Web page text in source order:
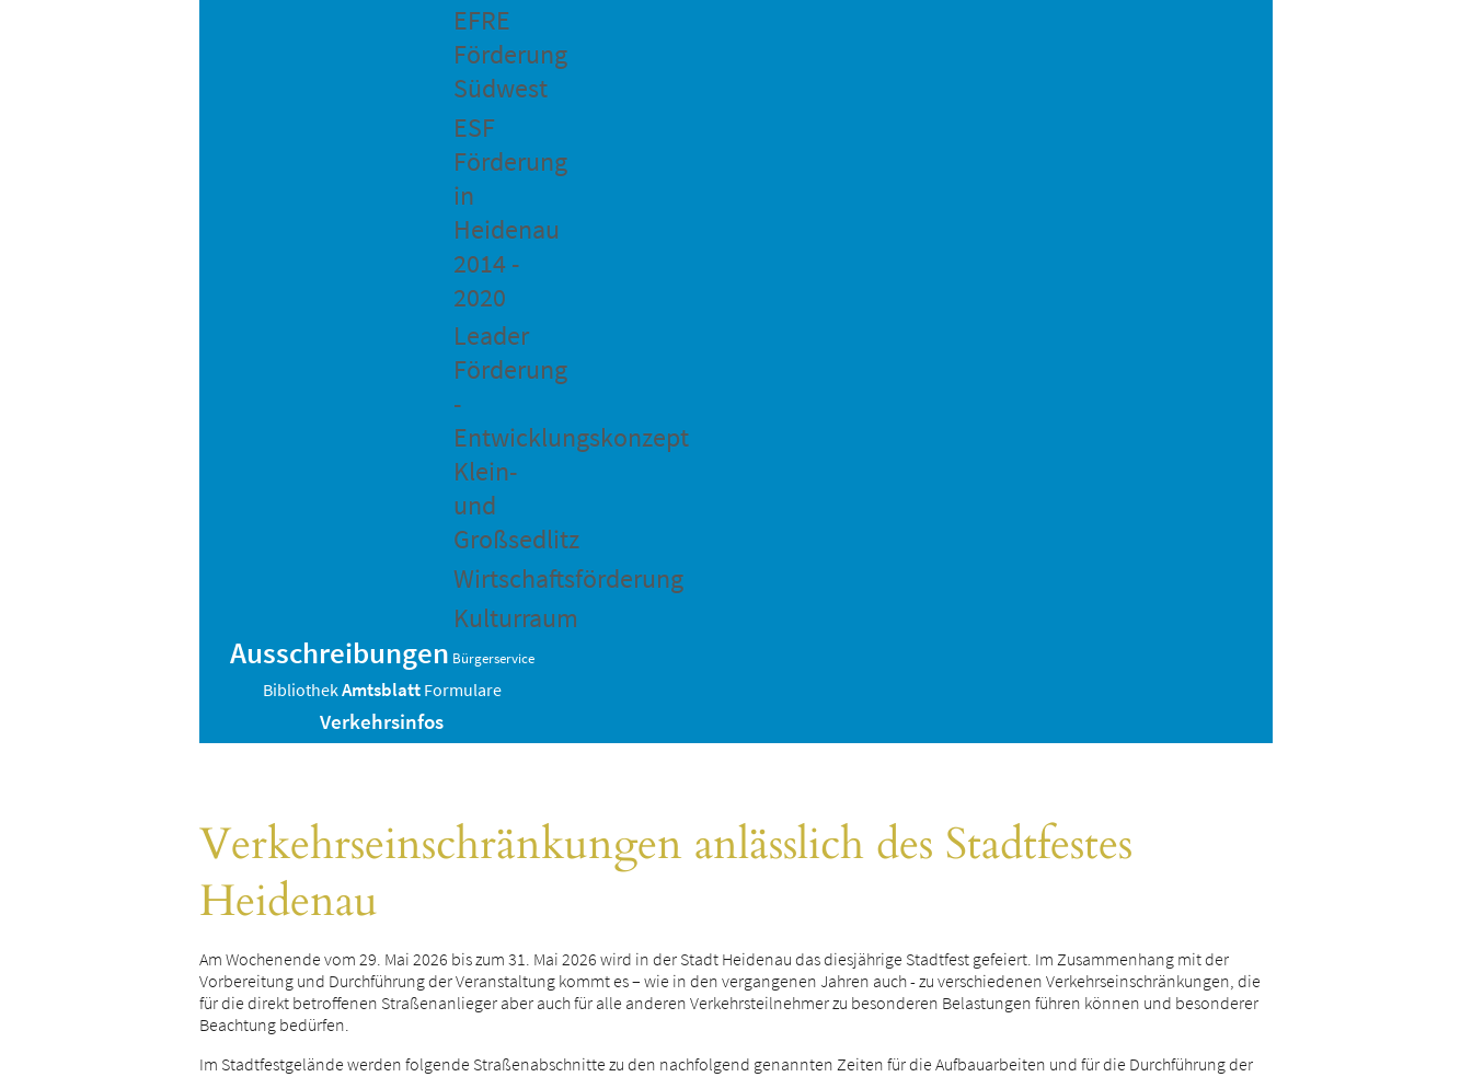
EFRE
Förderung
Südwest
ESF
Förderung
in
Heidenau
2014 -
2020
Leader
Förderung
-
Entwicklungskonzept
Klein-
und
Großsedlitz
Wirtschaftsförderung
Kulturraum
Ausschreibungen Bürgerservice
BibliothekAmtsblatt Formulare
Verkehrsinfos
Verkehrseinschränkungen anlässlich des Stadtfestes
Heidenau
Am Wochenende vom 29. Mai 2026 bis zum 31. Mai 2026 wird in der Stadt Heidenau das diesjährige Stadtfest gefeiert. Im Zusammenhang mit der
Vorbereitung und Durchführung der Veranstaltung kommt es – wie in den vergangenen Jahren auch - zu verschiedenen Verkehrseinschränkungen, die
für die direkt betroffenen Straßenanlieger aber auch für alle anderen Verkehrsteilnehmer zu besonderen Belastungen führen können und besonderer
Beachtung bedürfen.
Im Stadtfestgelände werden folgende Straßenabschnitte zu den nachfolgend genannten Zeiten für die Aufbauarbeiten und für die Durchführung der